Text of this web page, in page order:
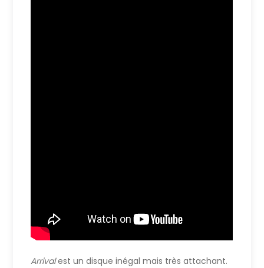
Arrivalest un disque inégal mais très attachant.